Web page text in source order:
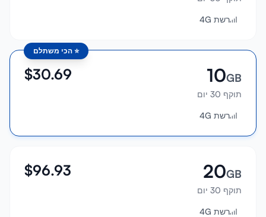
רשת 4G
⭐ הכי משתלם
10GB
תוקף 30 יום
$30.69
רשת 4G
20GB
תוקף 30 יום
$96.93
רשת 4G